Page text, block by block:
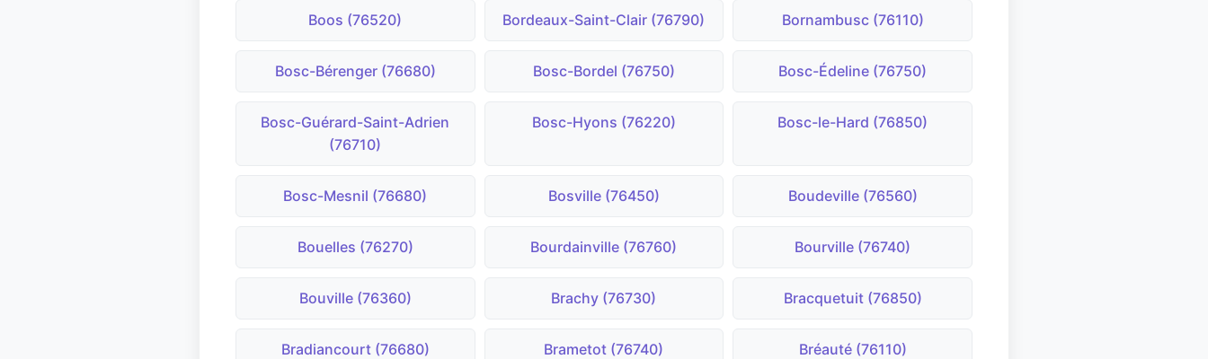
Boos (76520) Bordeaux-Saint-Clair (76790) Bornambusc (76110)
Bosc-Bérenger (76680) Bosc-Bordel (76750) Bosc-Édeline (76750)
Bosc-Guérard-Saint-Adrien
(76710)
Bosc-Hyons (76220) Bosc-le-Hard (76850)
Bosc-Mesnil (76680) Bosville (76450) Boudeville (76560)
Bouelles (76270) Bourdainville (76760) Bourville (76740)
Bouville (76360) Brachy (76730) Bracquetuit (76850)
Bradiancourt (76680) Brametot (76740) Bréauté (76110)